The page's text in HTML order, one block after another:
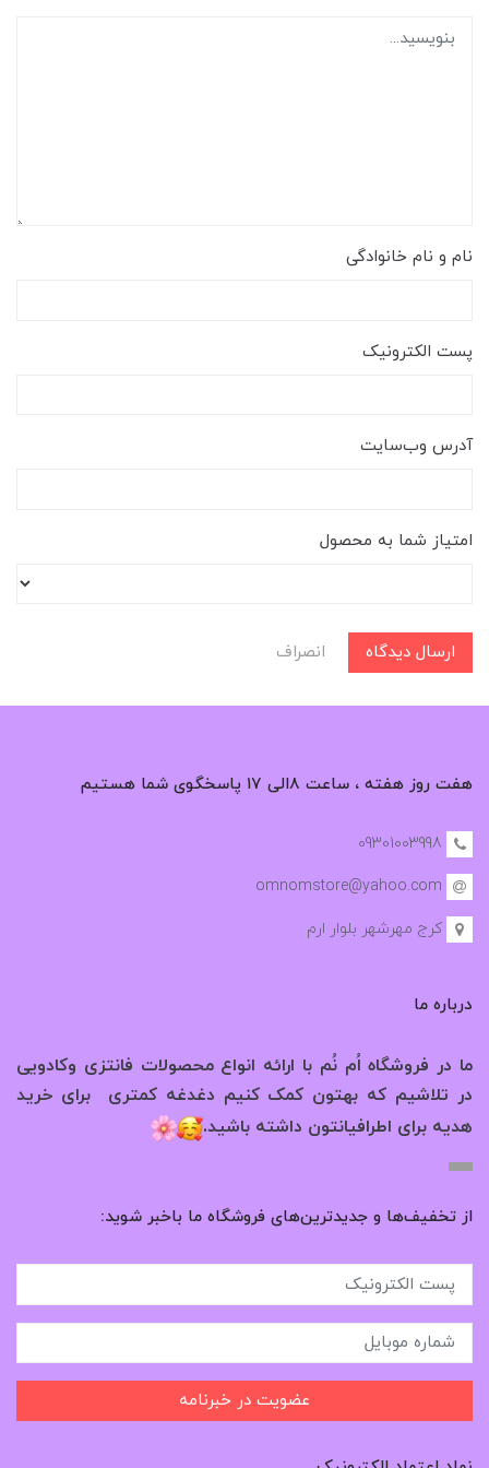
نام و نام خانوادگی
پست الکترونیک
آدرس وب‌سایت
امتیاز شما به محصول
ارسال دیدگاه انصراف
هفت روز هفته ، ساعت ۸الی ۱۷ پاسخگوی شما هستیم
09301003998
omnomstore@yahoo.com
کرج مهرشهر بلوار ارم
درباره ما
ما در فروشگاه اُم نُم با ارائه انواع محصولات فانتزی وکادویی
در تلاشیم که بهتون کمک کنیم دغدغه کمتری برای خرید
هدیه برای اطرافیانتون داشته باشید.
از تخفیف‌ها و جدیدترین‌های فروشگاه ما باخبر شوید:
عضویت در خبرنامه